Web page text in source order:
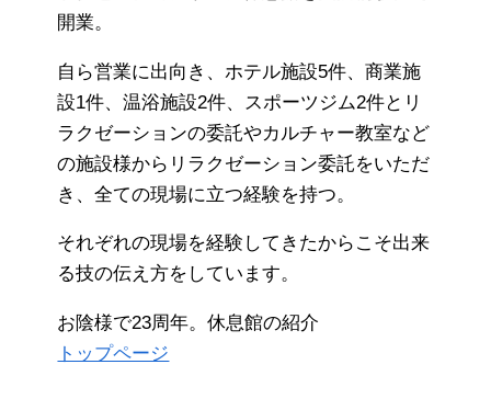
開業。
自ら営業に出向き、ホテル施設5件、商業施
設1件、温浴施設2件、スポーツジム2件とリ
ラクゼーションの委託やカルチャー教室など
の施設様からリラクゼーション委託をいただ
き、全ての現場に立つ経験を持つ。
それぞれの現場を経験してきたからこそ出来
る技の伝え方をしています。
お陰様で23周年。休息館の紹介
トップページ